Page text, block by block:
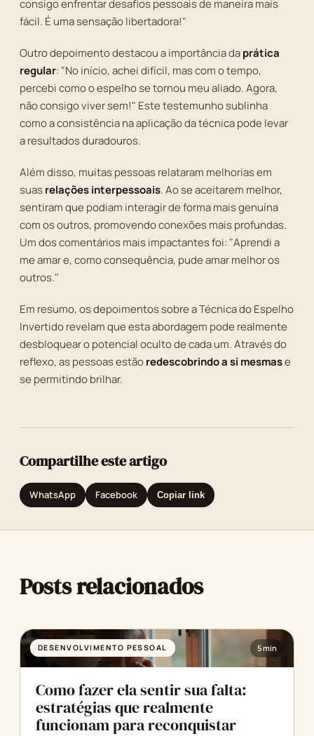
consigo enfrentar desafios pessoais de maneira mais
fácil. É uma sensação libertadora!"
Outro depoimento destacou a importância daprática
regular: "No início, achei difícil, mas com o tempo,
percebi como o espelho se tornou meu aliado. Agora,
não consigo viver sem!" Este testemunho sublinha
como a consistência na aplicação da técnica pode levar
a resultados duradouros.
Além disso, muitas pessoas relataram melhorias em
suasrelações interpessoais. Ao se aceitarem melhor,
sentiram que podiam interagir de forma mais genuína
com os outros, promovendo conexões mais profundas.
Um dos comentários mais impactantes foi: "Aprendi a
me amar e, como consequência, pude amar melhor os
outros."
Em resumo, os depoimentos sobre a Técnica do Espelho
Invertido revelam que esta abordagem pode realmente
desbloquear o potencial oculto de cada um. Através do
reflexo, as pessoas estãoredescobrindo a si mesmase
se permitindo brilhar.
Compartilhe este artigo
WhatsApp Facebook Copiar link
Posts relacionados
DESENVOLVIMENTO PESSOAL 5 min
Como fazer ela sentir sua falta:
estratégias que realmente
funcionam para reconquistar